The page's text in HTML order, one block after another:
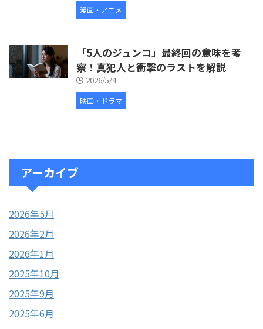
漫画・アニメ
「5人のジュンコ」最終回の意味を考
察！真犯人と衝撃のラストを解説
2026/5/4
映画・ドラマ
アーカイブ
2026年5月
2026年2月
2026年1月
2025年10月
2025年9月
2025年6月